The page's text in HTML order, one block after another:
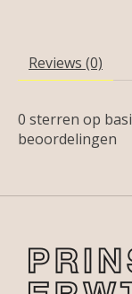
Reviews (0)
0 sterren op
beoordelingen